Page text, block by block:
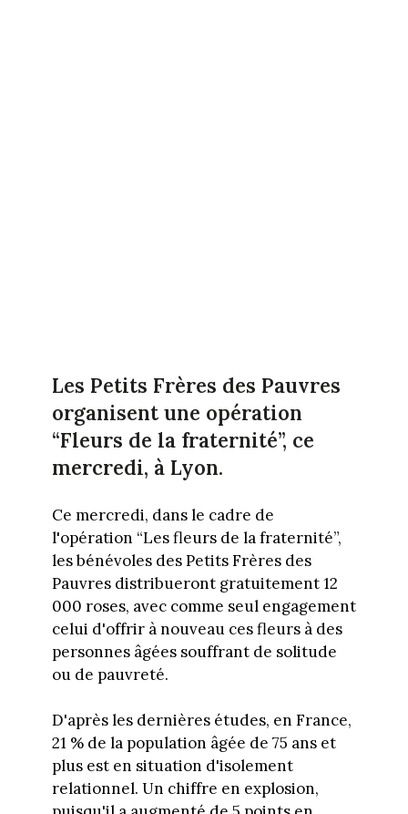
Les Petits Frères des Pauvres
organisent une opération
“Fleurs de la fraternité”, ce
mercredi, à Lyon.
Ce mercredi, dans le cadre de
l'opération “Les fleurs de la fraternité”,
les bénévoles des Petits Frères des
Pauvres distribueront gratuitement 12
000 roses, avec comme seul engagement
celui d'offrir à nouveau ces fleurs à des
personnes âgées souffrant de solitude
ou de pauvreté.
D'après les dernières études, en France,
21 % de la population âgée de 75 ans et
plus est en situation d'isolement
relationnel. Un chiffre en explosion,